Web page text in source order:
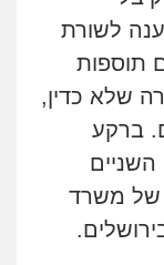
לשורת
תוספות
שלא כדין,
ברקע
של משרד